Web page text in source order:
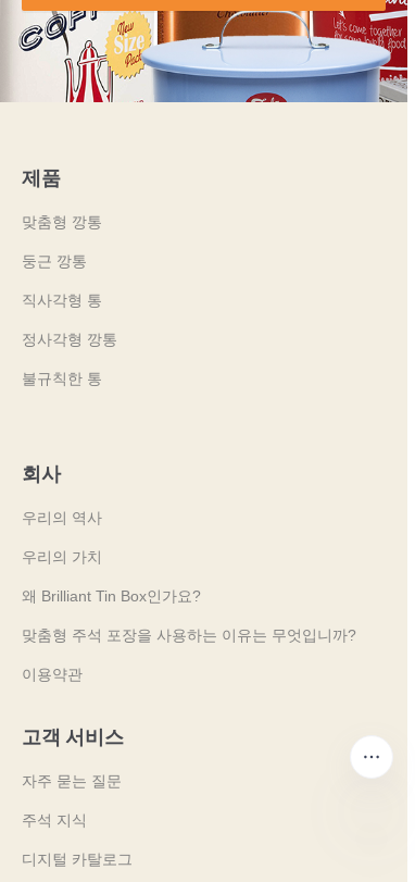
제품
맞춤형 깡통
둥근 깡통
직사각형 통
정사각형 깡통
불규칙한 통
회사
우리의 역사
우리의 가치
왜 Brilliant Tin Box인가요?
맞춤형 주석 포장을 사용하는 이유는 무엇입니까?
이용약관
고객 서비스
자주 묻는 질문
주석 지식
디지털 카탈로그
KO